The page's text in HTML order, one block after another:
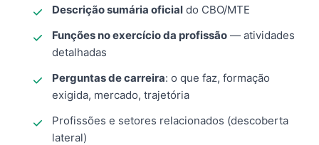
Descrição sumária oficial do CBO/MTE
Funções no exercício da profissão — atividades
detalhadas
Perguntas de carreira: o que faz, formação
exigida, mercado, trajetória
Profissões e setores relacionados (descoberta
lateral)